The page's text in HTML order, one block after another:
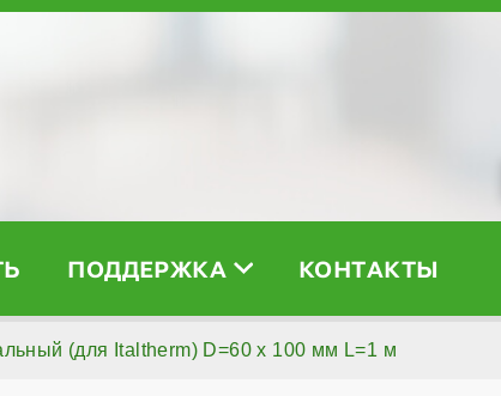
ПОДДЕРЖКА КОНТАКТЫ
(для Italtherm) D=60 x 100 мм L=1 м